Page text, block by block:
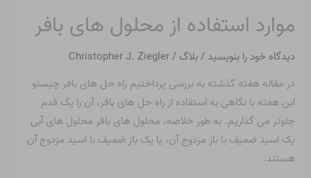
موارد استفاده از محلول های بافر
دیدگاه‌ خود را بنویسید /بلاگ /
Christopher J. Ziegler
در مقاله هفته گذشته به بررسی پرداختیم راه حل های بافر چیستو
این هفته با نگاهی به استفاده از راه حل های بافر، آن را یک قدم
جلوتر می گذاریم. به طور خلاصه، محلول های بافر محلول های آبی
یک اسید ضعیف با باز مزدوج آن، یا یک باز ضعیف با اسید مزدوج آن
هستند.
موارد
استفاده
از
محلول
های
بافر